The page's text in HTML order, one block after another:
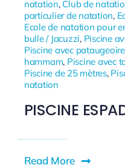
natation, Club de
particulier de natation,
Ecole de natation pour
bulle / Jacuzzi, Piscine
Piscine avec pataugeoire
hammam, Piscine avec
Piscine de 25 mètres,
natation
PISCINE
Read More